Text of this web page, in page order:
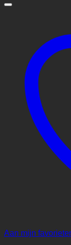
Aan mijn